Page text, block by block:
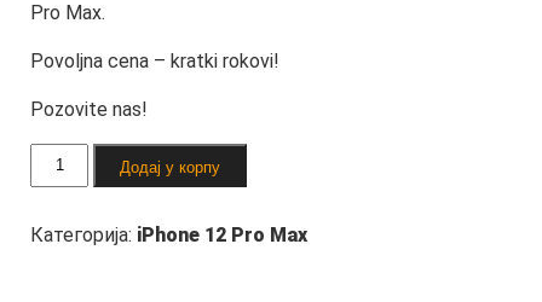
Pro Max.
Povoljna cena – kratki rokovi!
Pozovite nas!
Zamena
stakla
kamere
12
Pro
Додај у корпу
Категорија: iPhone 12 Pro Max